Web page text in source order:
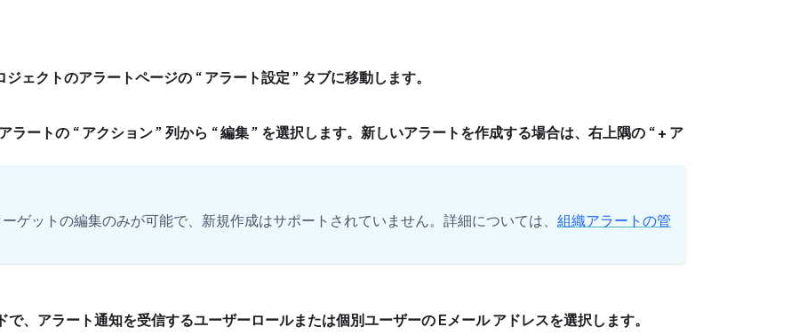
ジェクトのアラートページの アラート設定 タブに移動します。
ラートの アクション 列から 編集 を選択します。新しいアラートを作成する場合は、右上隅の
+ ア
ゲットの編集のみが可能で、新規作成はサポートされていません。詳細については、 組織アラートの管
で、アラート通知を受信するユーザーロールまたは個別ユーザーの Eメール アドレスを選択します。